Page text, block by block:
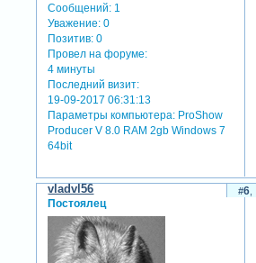
Сообщений: 1
Уважение: 0
Позитив: 0
Провел на форуме:
4 минуты
Последний визит:
19-09-2017 06:31:13
Параметры компьютера: ProShow
Producer V 8.0 RAM 2gb Windows 7
64bit
6
vladvl56
Постоялец